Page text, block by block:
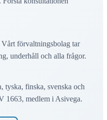
förvaltningsbolag tar
underhåll och alla frågor.
tyska, finska, svenska och
1663, medlem i Asivega.